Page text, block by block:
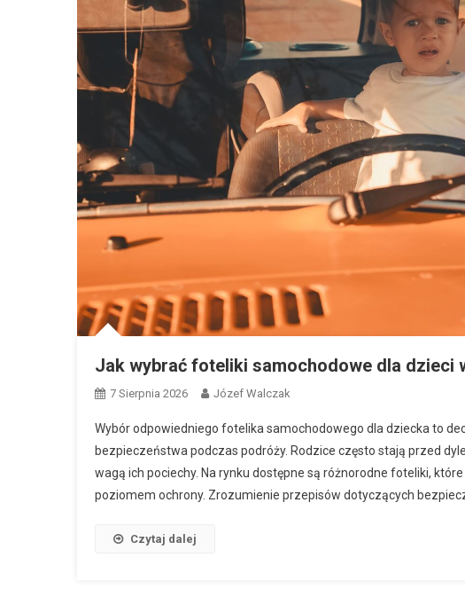
Jak wybrać foteliki samochodowe dla dzieci
7 Sierpnia 2026 Józef Walczak
Wybór odpowiedniego fotelika samochodowego dla dziecka to
bezpieczeństwa podczas podróży. Rodzice często stają przed
wagą ich pociechy. Na rynku dostępne są różnorodne foteliki,
poziomem ochrony. Zrozumienie przepisów dotyczących
Czytaj dalej